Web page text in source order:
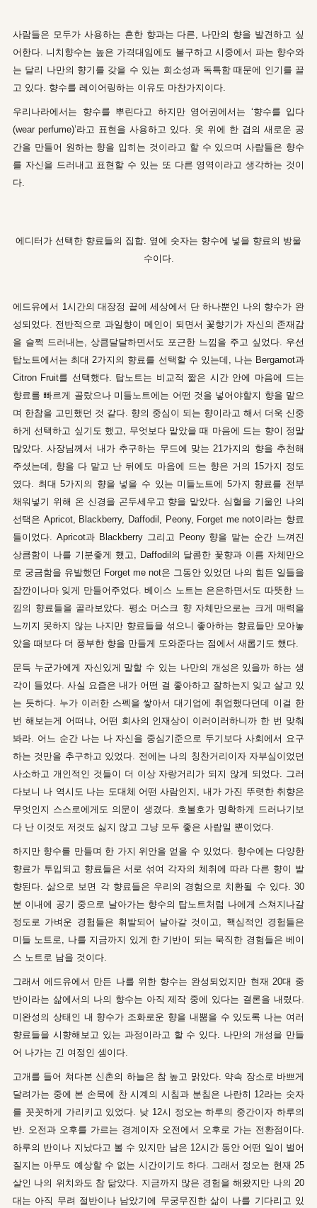
사람들은 모두가 사용하는 흔한 향과는 다른, 나만의 향을 발견하고 싶
어한다. 니치향수는 높은 가격대임에도 불구하고 시중에서 파는 향수와
는 달리 나만의 향기를 갖을 수 있는 희소성과 독특함 때문에 인기를 끌
고 있다. 향수를 레이어링하는 이유도 마찬가지이다.
우리나라에서는 향수를 뿌린다고 하지만 영어권에서는 ‘향수를 입다
(wear perfume)’라고 표현을 사용하고 있다. 옷 위에 한 겹의 새로운 공
간을 만들어 원하는 향을 입히는 것이라고 할 수 있으며 사람들은 향수
를 자신을 드러내고 표현할 수 있는 또 다른 영역이라고 생각하는 것이
다.
에디터가 선택한 향료들의 집합. 옆에 숫자는 향수에 넣을 향료의 방울
수이다.
에드유에서 1시간의 대장정 끝에 세상에서 단 하나뿐인 나의 향수가 완
성되었다. 전반적으로 과일향이 메인이 되면서 꽃향기가 자신의 존재감
을 슬쩍 드러내는, 상큼달달하면서도 포근한 느낌을 주고 싶었다. 우선
탑노트에서는 최대 2가지의 향료를 선택할 수 있는데, 나는 Bergamot과
Citron Fruit를 선택했다. 탑노트는 비교적 짧은 시간 안에 마음에 드는
향료를 빠르게 골랐으나 미들노트에는 어떤 것을 넣어야할지 향을 맡으
며 한참을 고민했던 것 같다. 향의 중심이 되는 향이라고 해서 더욱 신중
하게 선택하고 싶기도 했고, 무엇보다 맡았을 때 마음에 드는 향이 정말
많았다. 사장님께서 내가 추구하는 무드에 맞는 21가지의 향을 추천해
주셨는데, 향을 다 맡고 난 뒤에도 마음에 드는 향은 거의 15가지 정도
였다. 최대 5가지의 향을 넣을 수 있는 미들노트에 5가지 향료를 전부
채워넣기 위해 온 신경을 곤두세우고 향을 맡았다. 심혈을 기울인 나의
선택은 Apricot, Blackberry, Daffodil, Peony, Forget me not이라는 향료
들이었다. Apricot과 Blackberry 그리고 Peony 향을 맡는 순간 느껴진
상큼함이 나를 기분좋게 했고, Daffodil의 달콤한 꽃향과 이름 자체만으
로 궁금함을 유발했던 Forget me not은 그동안 있었던 나의 힘든 일들을
잠깐이나마 잊게 만들어주었다. 베이스 노트는 은은하면서도 따뜻한 느
낌의 향료들을 골라보았다. 평소 머스크 향 자체만으로는 크게 매력을
느끼지 못하지 않는 나지만 향료들을 섞으니 좋아하는 향료들만 모아놓
았을 때보다 더 풍부한 향을 만들게 도와준다는 점에서 새롭기도 했다.
문득 누군가에게 자신있게 말할 수 있는 나만의 개성은 있을까 하는 생
각이 들었다. 사실 요즘은 내가 어떤 걸 좋아하고 잘하는지 잊고 살고 있
는 듯하다. 누가 이러한 스펙을 쌓아서 대기업에 취업했다던데 이걸 한
번 해보는게 어떠냐, 어떤 회사의 인재상이 이러이러하니까 한 번 맞춰
봐라. 어느 순간 나는 나 자신을 중심기준으로 두기보다 사회에서 요구
하는 것만을 추구하고 있었다. 전에는 나의 칭찬거리이자 자부심이었던
사소하고 개인적인 것들이 더 이상 자랑거리가 되지 않게 되었다. 그러
다보니 나 역시도 나는 도대체 어떤 사람인지, 내가 가진 뚜렷한 취향은
무엇인지 스스로에게도 의문이 생겼다. 호불호가 명확하게 드러나기보
다 난 이것도 저것도 싫지 않고 그냥 모두 좋은 사람일 뿐이었다.
하지만 향수를 만들며 한 가지 위안을 얻을 수 있었다. 향수에는 다양한
향료가 투입되고 향료들은 서로 섞여 각자의 체취에 따라 다른 향이 발
향된다. 삶으로 보면 각 향료들은 우리의 경험으로 치환될 수 있다. 30
분 이내에 공기 중으로 날아가는 향수의 탑노트처럼 나에게 스쳐지나갈
정도로 가벼운 경험들은 휘발되어 날아갈 것이고, 핵심적인 경험들은
미들 노트로, 나를 지금까지 있게 한 기반이 되는 묵직한 경험들은 베이
스 노트로 남을 것이다.
그래서 에드유에서 만든 나를 위한 향수는 완성되었지만 현재 20대 중
반이라는 삶에서의 나의 향수는 아직 제작 중에 있다는 결론을 내렸다.
미완성의 상태인 내 향수가 조화로운 향을 내뿜을 수 있도록 나는 여러
향료들을 시향해보고 있는 과정이라고 할 수 있다. 나만의 개성을 만들
어 나가는 긴 여정인 셈이다.
고개를 들어 쳐다본 신촌의 하늘은 참 높고 맑았다. 약속 장소로 바쁘게
달려가는 중에 본 손목에 찬 시계의 시침과 분침은 나란히 12라는 숫자
를 꼿꼿하게 가리키고 있었다. 낮 12시 정오는 하루의 중간이자 하루의
반. 오전과 오후를 가르는 경계이자 오전에서 오후로 가는 전환점이다.
하루의 반이나 지났다고 볼 수 있지만 남은 12시간 동안 어떤 일이 벌어
질지는 아무도 예상할 수 없는 시간이기도 하다. 그래서 정오는 현재 25
살인 나의 위치와도 참 닮았다. 지금까지 많은 경험을 해왔지만 나의 20
대는 아직 무려 절반이나 남았기에 무궁무진한 삶이 나를 기다리고 있